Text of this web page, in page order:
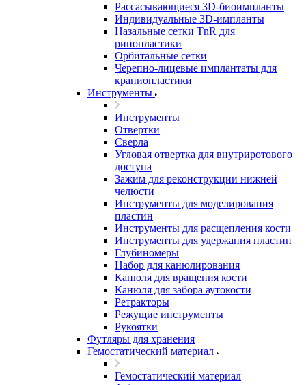
Рассасывающиеся 3D-биоимпланты
Индивидуальные 3D-импланты
Назальные сетки TnR для
ринопластики
Орбитальные сетки
Черепно-лицевые имплантаты для
краниопластики
Инструменты
Инструменты
Отвертки
Сверла
Угловая отвертка для внутриротового
доступа
Зажим для реконструкции нижней
челюсти
Инструменты для моделирования
пластин
Инструменты для расщепления кости
Инструменты для удержания пластин
Глубиномеры
Набор для канюлирования
Канюля для вращения кости
Канюля для забора аутокости
Ретракторы
Режущие инструменты
Рукоятки
Футляры для хранения
Гемостатический материал
Гемостатический материал